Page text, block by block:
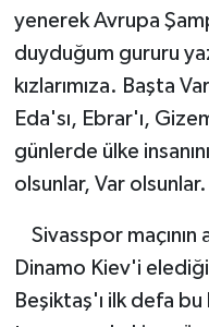
yenerek Avrupa
duyduğum gururu
kızlarımıza. Başta
Eda'sı, Ebrar'ı,
günlerde ülke
olsunlar, Var olsunlar.
Sivasspor maçının
Dinamo Kiev'i
Beşiktaş'ı ilk defa
Türkiye
Kadınlar
Diğer Basketbol
Formula 1
Atletizm
Hentbol